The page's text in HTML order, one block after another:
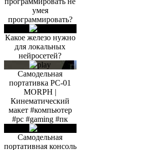
умея
программировать?
Какое железо нужно
для локальных
нейросетей?
Самодельная
портативка PC-01
MORPH |
Кинематический
макет #компьютер
#pc #gaming #пк
Самодельная
портативная консоль